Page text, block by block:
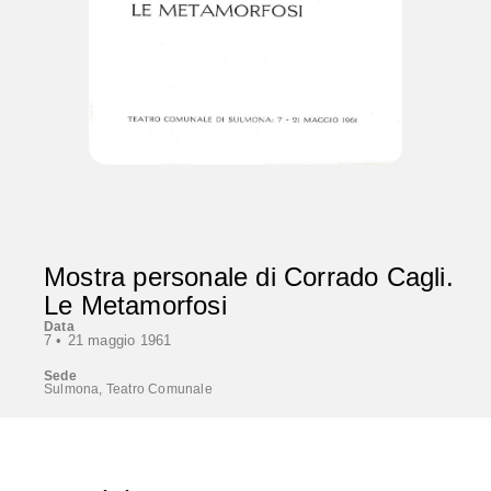
Mostra personale di Corrado Cagli.
Le Metamorfosi
Data
7 • 21 maggio 1961
Sede
Sulmona, Teatro Comunale